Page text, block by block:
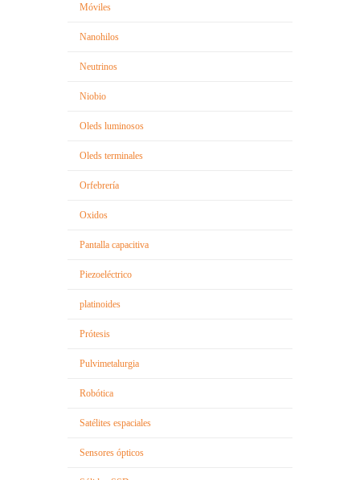
Móviles
Nanohilos
Neutrinos
Niobio
Oleds luminosos
Oleds terminales
Orfebrería
Oxidos
Pantalla capacitiva
Piezoeléctrico
platinoides
Prótesis
Pulvimetalurgia
Robótica
Satélites espaciales
Sensores ópticos